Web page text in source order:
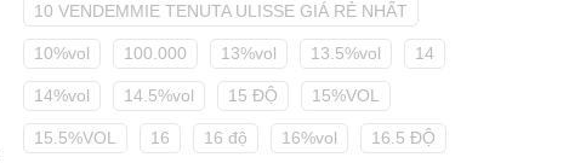
10 VENDEMMIE TENUTA ULISSE GIÁ RẺ NHẤT
10%vol 100.000 13%vol 13.5%vol 14
14%vol 14.5%vol 15 ĐỘ 15%VOL
15.5%VOL 16 16 độ 16%vol 16.5 ĐỘ